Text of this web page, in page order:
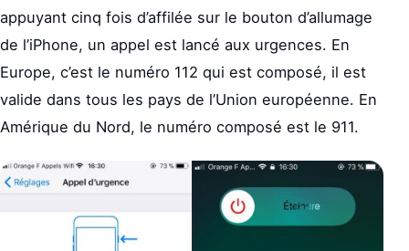
appuyant cinq fois d’affilée sur le bouton d’allumage
de l’iPhone, un appel est lancé aux urgences. En
Europe, c’est le numéro 112 qui est composé, il est
valide dans tous les pays de l’Union européenne. En
Amérique du Nord, le numéro composé est le 911.